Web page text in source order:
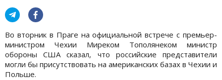
Во вторник в Праге на официальной встрече с премьер-
министром Чехии Миреком Тополянеком министр
обороны США сказал, что российские представители
могли бы присутствовать на американских базах в Чехии и
Польше.